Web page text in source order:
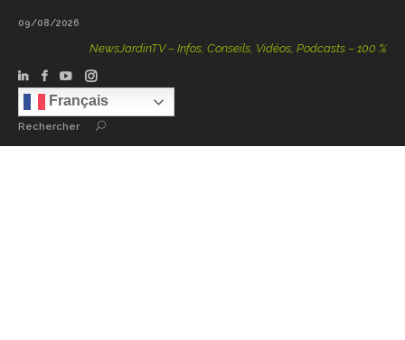
09/08/2026
NewsJardinTV – Infos, Conseils, Vidéos, Podcasts – 100 % Nature
Français
Rechercher